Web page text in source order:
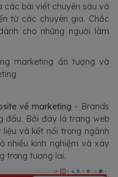
các bài viết chuyên sâu và
từ các chuyên gia. Chắc
cho những người làm
marketing ấn tượng và
về marketing - Brands
đầu. Bởi đây là trang web
và kết nối trong ngành
nhiều kinh nghiệm và xây
trong tương lai.